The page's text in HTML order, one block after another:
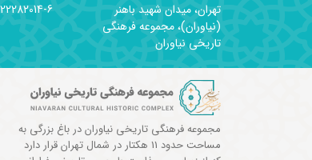
تهران، میدان شهید باهنر
(نیاوران)، مجموعه فرهنگی
تاریخی نیاوران
22282014-6
مجموعه فرهنگی تاریخی نیاوران در باغ بزرگی به
مساحت حدود 11 هکتار در شمال تهران قرار دارد